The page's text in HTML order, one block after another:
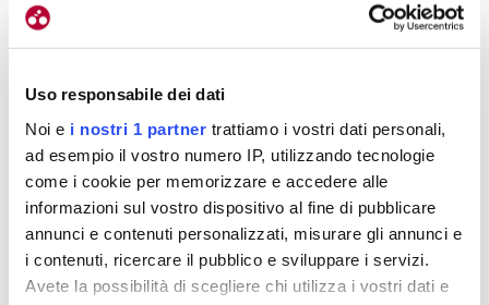
Uso responsabile dei dati
Noi e i nostri 1 partner trattiamo i vostri dati personali,
ad esempio il vostro numero IP, utilizzando tecnologie
come i cookie per memorizzare e accedere alle
informazioni sul vostro dispositivo al fine di pubblicare
annunci e contenuti personalizzati, misurare gli annunci e
i contenuti, ricercare il pubblico e sviluppare i servizi.
Avete la possibilità di scegliere chi utilizza i vostri dati e
Acqua Dolomia sarà così partner della Federazione per i prossimi
tre anni